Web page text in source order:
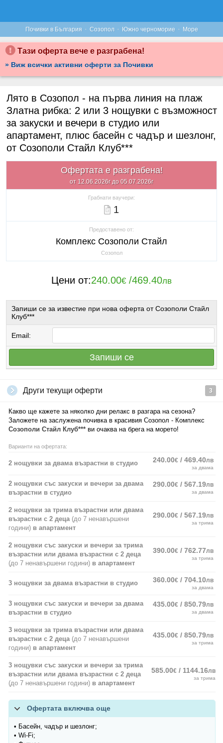
Почивки в България · Созопол · Южно черноморие · Море
Тази оферта вече е разграбена!
» Виж всички активни оферти за Почивки
Лято в Созопол - на първа линия на плаж
Златна рибка: 2 или 3 нощувки с възможност
за закуски и вечери в студио или
апартамент, плюс басейн с чадър и шезлонг,
от Созополи Стайл Клуб***
Офертата е разграбена!
от 12.06.2026г до 05.07.2026г
Грабнати ваучери:
1
Предоставено от:
Комплекс Созополи Стайл
Созопол
Цени от:240.00€ /469.40лв
Запиши се за известие при нова оферта от Созополи Стайл
Клуб***
Email:
Запиши се
Други текущи оферти 3
Какво ще кажете за няколко дни релакс в разгара на сезона?
Заложете на заслужена почивка в красивия Созопол - Комплекс
Созополи Стайл Клуб*** ви очаква на брега на морето!
Варианти на офертата:
2 нощувки за двама възрастни в студио 240.00€ / 469.40лв
за двама
2 нощувки със закуски и вечери за двама
възрастни в студио
290.00€ / 567.19лв
за двама
2 нощувки за трима възрастни или двама
възрастни с 2 деца (до 7 ненавършени
години) в апартамент
290.00€ / 567.19лв
за трима
2 нощувки със закуски и вечери за трима
възрастни или двама възрастни с 2 деца
(до 7 ненавършени години) в апартамент
390.00€ / 762.77лв
за трима
3 нощувки за двама възрастни в студио 360.00€ / 704.10лв
за двама
3 нощувки със закуски и вечери за двама
възрастни в студио
435.00€ / 850.79лв
за двама
3 нощувки за трима възрастни или двама
възрастни с 2 деца (до 7 ненавършени
години) в апартамент
435.00€ / 850.79лв
за трима
3 нощувки със закуски и вечери за трима
възрастни или двама възрастни с 2 деца
(до 7 ненавършени години) в апартамент
585.00€ / 1144.16лв
за трима
Офертата включва още
• Басейн, чадър и шезлонг;
• Wi-Fi;